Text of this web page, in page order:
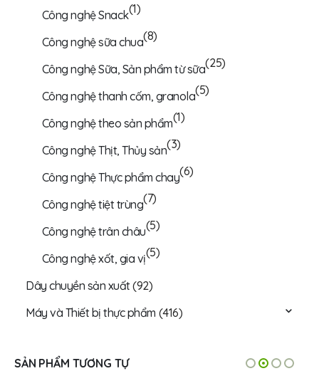
Công nghệ Snack(1)
Công nghệ sữa chua(8)
Công nghệ Sữa, Sản phẩm từ sữa(25)
Công nghệ thanh cốm, granola(5)
Công nghệ theo sản phẩm(1)
Công nghệ Thịt, Thủy sản(3)
Công nghệ Thực phẩm chay(6)
Công nghệ tiệt trùng(7)
Công nghệ trân châu(5)
Công nghệ xốt, gia vị(5)
Dây chuyền sản xuất(92)
Máy và Thiết bị thực phẩm (416)
SẢN PHẨM TƯƠNG TỰ